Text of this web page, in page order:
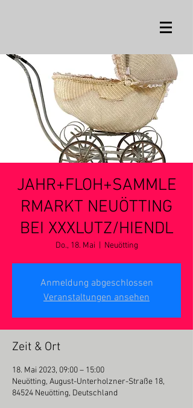
JAHR+FLOH+SAMMLE
RMARKT NEUÖTTING
BEI XXXLUTZ/HIENDL
Do., 18. Mai Neuötting
Anmeldung abgeschlossen
Veranstaltungen ansehen
Zeit & Ort
18. Mai 2023, 09:00 – 15:00
Neuötting, August-Unterholzner-Straße 18,
84524 Neuötting, Deutschland